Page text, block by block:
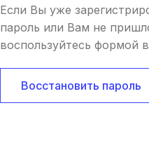
Если Вы уже
пароль или Вам не
воспользуйтесь формой
Восстановить пароль